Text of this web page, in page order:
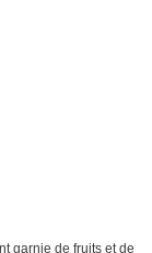
garnie de fruits et de